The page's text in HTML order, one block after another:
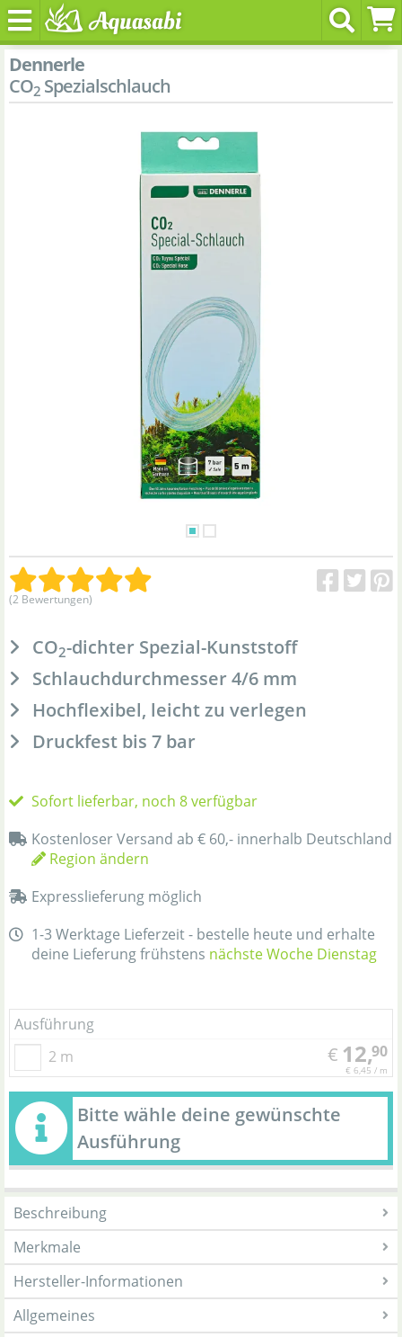
Dennerle
CO2 Spezialschlauch
(2 Bewertungen)
CO2-dichter Spezial-Kunststoff
Schlauchdurchmesser 4/6 mm
Hochflexibel, leicht zu verlegen
Druckfest bis 7 bar
Sofort lieferbar, noch 8 verfügbar
Kostenloser Versand ab € 60,- innerhalb Deutschland
Region ändern
Expresslieferung möglich
1-3 Werktage Lieferzeit - bestelle heute und erhalte
deine Lieferung frühstens nächste Woche Dienstag
Ausführung
2 m
€ 12,90
€ 6,45 / m
Bitte wähle deine gewünschte
Ausführung
Beschreibung
Merkmale
Hersteller-Informationen
Allgemeines